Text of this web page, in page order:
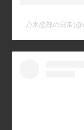
乃木恋部の日常